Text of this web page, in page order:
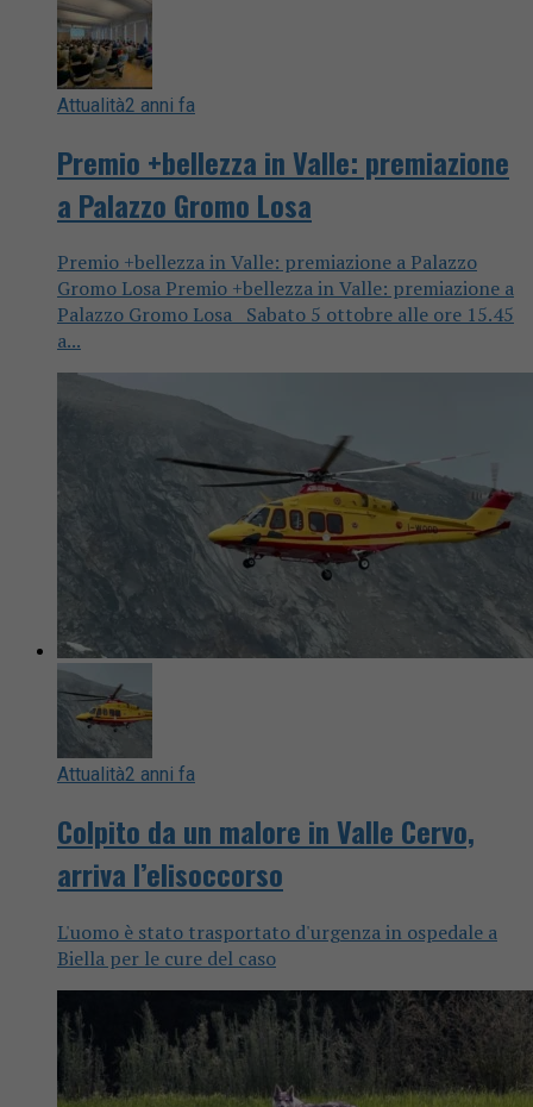
Attualità2 anni fa
Premio +bellezza in Valle: premiazione
a Palazzo Gromo Losa
Premio +bellezza in Valle: premiazione a Palazzo
Gromo Losa Premio +bellezza in Valle: premiazione a
Palazzo Gromo Losa Sabato 5 ottobre alle ore 15.45
a...
Attualità2 anni fa
Colpito da un malore in Valle Cervo,
arriva l’elisoccorso
L'uomo è stato trasportato d'urgenza in ospedale a
Biella per le cure del caso